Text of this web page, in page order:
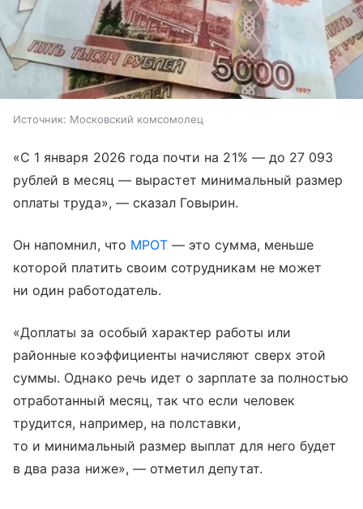
Источник: Московский комсомолец
«С 1 января 2026 года почти на 21% — до 27 093
рублей в месяц — вырастет минимальный размер
оплаты труда», — сказал Говырин.
Он напомнил, что МРОТ — это сумма, меньше
которой платить своим сотрудникам не может
ни один работодатель.
«Доплаты за особый характер работы или
районные коэффициенты начисляют сверх этой
суммы. Однако речь идет о зарплате за полностью
отработанный месяц, так что если человек
трудится, например, на полставки,
то и минимальный размер выплат для него будет
в два раза ниже», — отметил депутат.